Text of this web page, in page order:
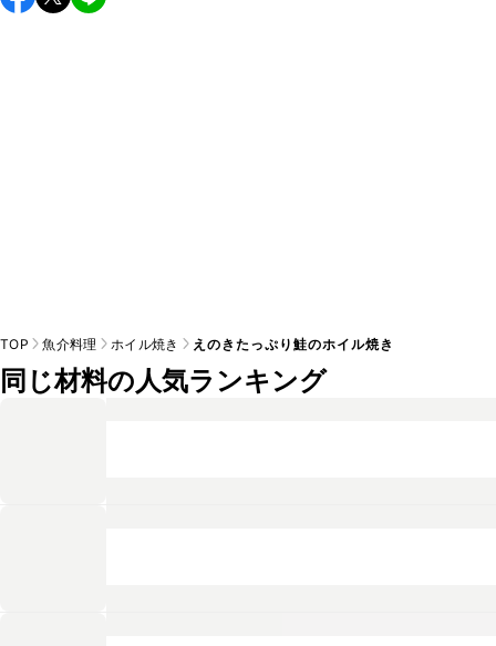
し上がりください。
TOP 魚介料理 ホイル焼き えのきたっぷり鮭のホイル焼き
同じ材料の人気ランキング